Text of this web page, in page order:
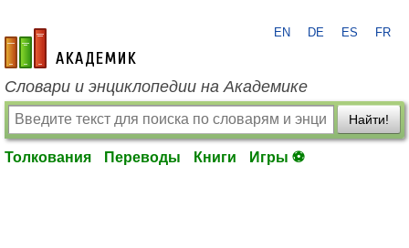
academic.ru
EN DE ES FR
Словари и энциклопедии на Академике
Найти!
Толкования Переводы Книги Игры ⚽